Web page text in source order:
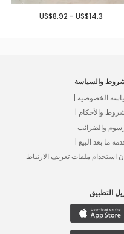
US$8.92 - US$14.3
والسياسة
الخصوصية |
والأحكام |
والضرائب
ما بعد البيع |
استخدام ملفات تعريف الارتباط
التطبيق